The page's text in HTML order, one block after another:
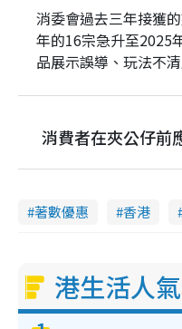
消委會過去三年接獲
年的16宗急升至2025
品展示誤導、玩法不
消費者在夾公仔前
著數優惠 香港
港生活人